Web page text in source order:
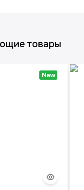
товары
New